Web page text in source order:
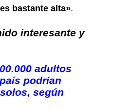
bastante alta».
interesante y
adultos
podrían
según